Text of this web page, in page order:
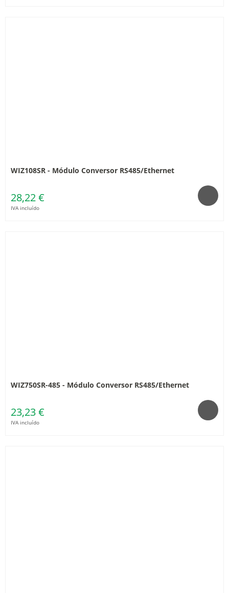
WIZ108SR - Módulo Conversor RS485/Ethernet
28,22 €
IVA incluído
WIZ750SR-485 - Módulo Conversor RS485/Ethernet
23,23 €
IVA incluído